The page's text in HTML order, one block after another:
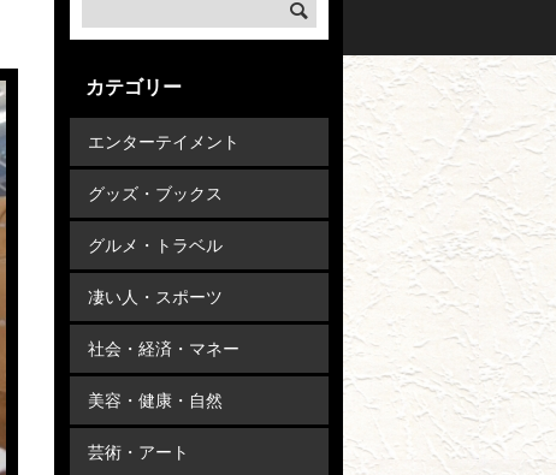
カテゴリー
エンターテイメント
グッズ・ブックス
グルメ・トラベル
凄い人・スポーツ
社会・経済・マネー
美容・健康・自然
芸術・アート